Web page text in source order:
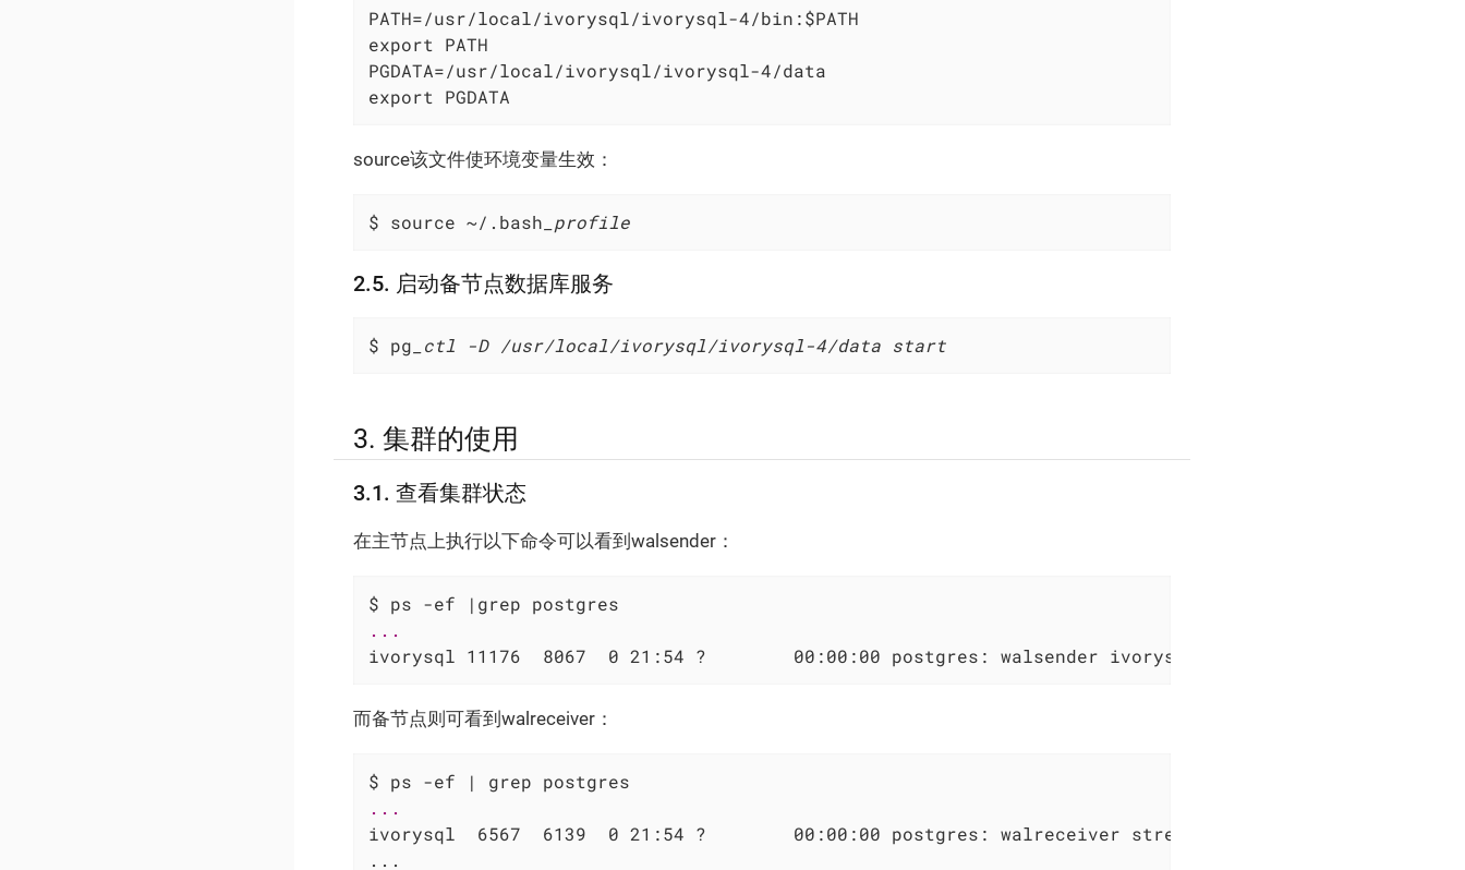
PATH=/usr/local/ivorysql/ivorysql-4/bin:$PATH
export PATH
PGDATA=/usr/local/ivorysql/ivorysql-4/data
export PGDATA
source该文件使环境变量生效：
$ source ~/.bash _profile
2.5. 启动备节点数据库服务
$ pg _ctl -D /usr/local/ivorysql/ivorysql-4/data start
3. 集群的使用
3.1. 查看集群状态
在主节点上执行以下命令可以看到walsender：
ivorysql 11176  8067  0 21:54 ?        00:00:00 postgres: walsender ivorysql 192.168.31.102(53416)
而备节点则可看到walreceiver：
ivorysql  6567  6139  0 21:54 ?        00:00:00 postgres: walreceiver streaming 0/7000060
...